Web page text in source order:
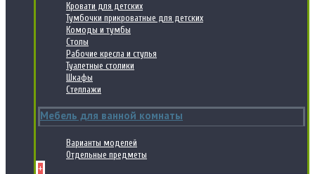
Кровати для детских
Тумбочки прикроватные для детских
Комоды и тумбы
Столы
Рабочие кресла и стулья
Туалетные столики
Шкафы
Стеллажи
Мебель для ванной комнаты
Варианты моделей
Отдельные предметы
+